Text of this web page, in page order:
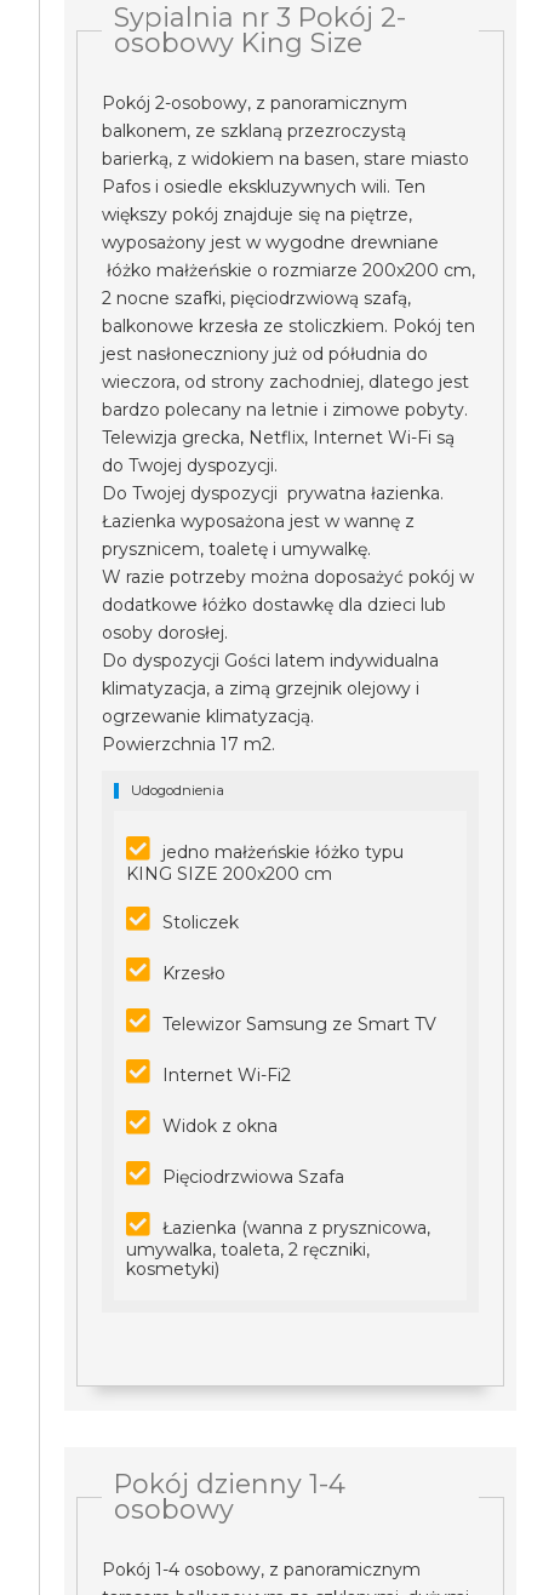
Sypialnia nr 3 Pokój 2-
osobowy King Size
Pokój 2-osobowy, z panoramicznym
balkonem, ze szklaną przezroczystą
barierką, z widokiem na basen, stare miasto
Pafos i osiedle ekskluzywnych wili. Ten
większy pokój znajduje się na piętrze,
wyposażony jest w wygodne drewniane
łóżko małżeńskie o rozmiarze 200x200 cm,
2 nocne szafki, pięciodrzwiową szafą,
balkonowe krzesła ze stoliczkiem. Pokój ten
jest nasłoneczniony już od półudnia do
wieczora, od strony zachodniej, dlatego jest
bardzo polecany na letnie i zimowe pobyty.
Telewizja grecka, Netflix, Internet Wi-Fi są
do Twojej dyspozycji.
Do Twojej dyspozycji prywatna łazienka.
Łazienka wyposażona jest w wannę z
prysznicem, toaletę i umywalkę.
W razie potrzeby można doposażyć pokój w
dodatkowe łóżko dostawkę dla dzieci lub
osoby dorosłej.
Do dyspozycji Gości latem indywidualna
klimatyzacja, a zimą grzejnik olejowy i
ogrzewanie klimatyzacją.
Powierzchnia 17 m2.
Udogodnienia
jedno małżeńskie łóżko typu
KING SIZE 200x200 cm
Stoliczek
Krzesło
Telewizor Samsung ze Smart TV
Internet Wi-Fi2
Widok z okna
Pięciodrzwiowa Szafa
Łazienka (wanna z prysznicowa,
umywalka, toaleta, 2 ręczniki,
kosmetyki)
Pokój dzienny 1-4
osobowy
Pokój 1-4 osobowy, z panoramicznym